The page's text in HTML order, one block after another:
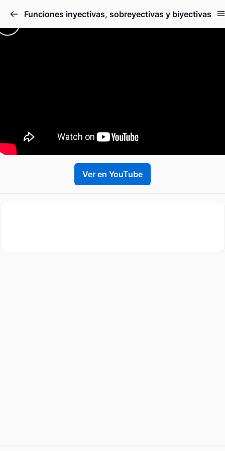
Funciones inyectivas, sobreyectivas y biyectivas
Ver en YouTube